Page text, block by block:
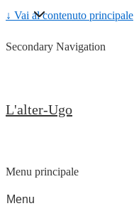
↓ Vai al contenuto principale
Secondary Navigation
L'alter-Ugo
Menu principale
Menu